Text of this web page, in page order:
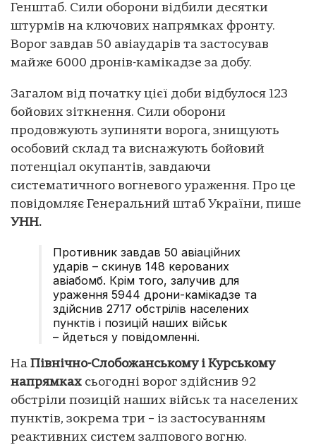
Генштаб. Сили оборони відбили десятки
штурмів на ключових напрямках фронту.
Ворог завдав 50 авіаударів та застосував
майже 6000 дронів-камікадзе за добу.
Загалом від початку цієї доби відбулося 123
бойових зіткнення. Сили оборони
продовжують зупиняти ворога, знищують
особовий склад та виснажують бойовий
потенціал окупантів, завдаючи
систематичного вогневого ураження. Про це
повідомляє Генеральний штаб України, пише
УНН.
Противник завдав 50 авіаційних
ударів – скинув 148 керованих
авіабомб. Крім того, залучив для
ураження 5944 дрони-камікадзе та
здійснив 2717 обстрілів населених
пунктів і позицій наших військ
– йдеться у повідомленні.
На Північно-Слобожанському і Курському
напрямках сьогодні ворог здійснив 92
обстріли позицій наших військ та населених
пунктів, зокрема три – із застосуванням
реактивних систем залпового вогню.